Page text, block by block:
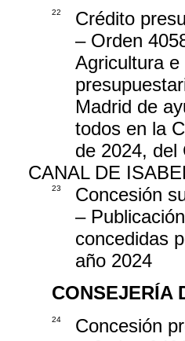
22
Crédito
– Orden
Agricultura
Madrid de
todos en la
de 2024, del
CANAL DE
23
Concesión
–
concedidas
año 2024
CONSEJERÍA
24
Concesión